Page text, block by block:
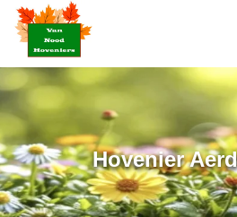
Home
Ontwerp
Aanleg
Hovenier